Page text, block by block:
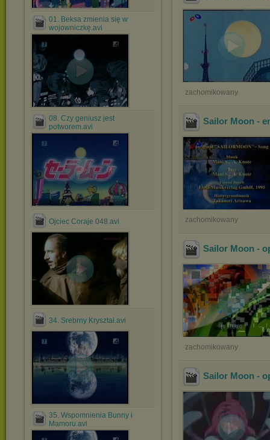
01. Beksa zmienia się w
wojowniczkę.avi
08. Czy geniusz jest
potworem.avi
.
Ojciec Coraje 048.avi
34. Srebrny Kryształ.avi
35. Wspomnienia Bunny i
Mamoru.avi
zachomikowany
Sailor Moon -
zachomikowany
Sailor Moon -
zachomikowany
Sailor Moon -